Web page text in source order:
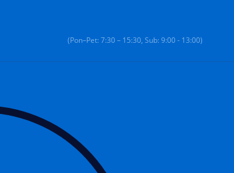
(Pon–Pet: 7:30 – 15:30, Sub: 9:00 - 13:00)